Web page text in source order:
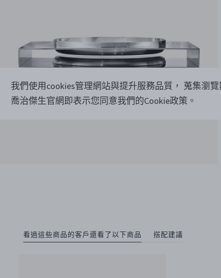
看過這些商品的客戶還看了以下商品 搭配建議
我們使用cookies管理網站與提升服務品質， 蒐集瀏
喬治傑生官網即表示您同意我們的Cookie政策。